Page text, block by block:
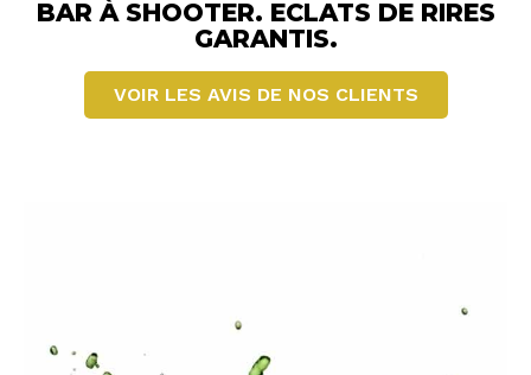
BAR À SHOOTER. ECLATS DE RIRES
GARANTIS.
VOIR LES AVIS DE NOS CLIENTS